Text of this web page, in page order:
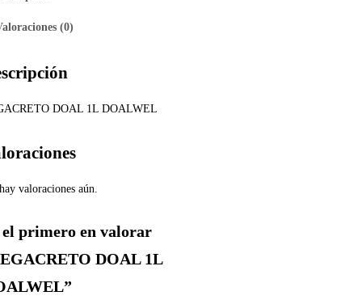
(0)
DOAL 1L DOALWEL
valoraciones aún.
el primero en valorar
DOAL 1L